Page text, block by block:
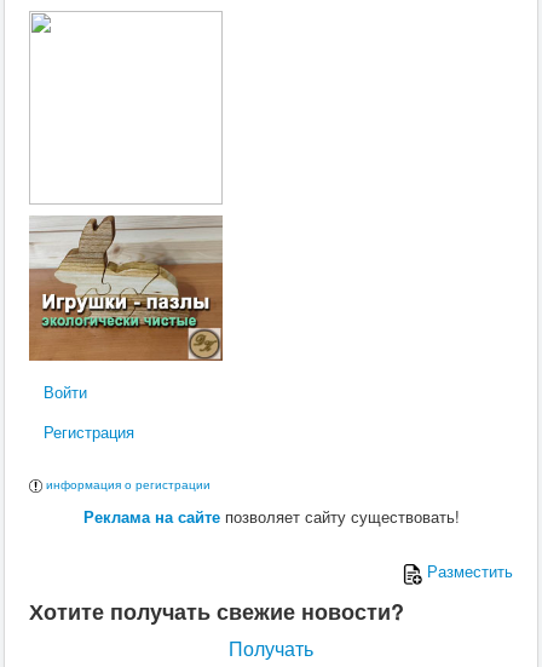
Войти
Регистрация
информация о регистрации
Реклама на сайтепозволяет сайту существовать!
Разместить
Хотите получать свежие новости?
Получать